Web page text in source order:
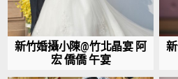
新竹婚攝小陳@竹北晶宴 阿
宏 僑僑 午宴